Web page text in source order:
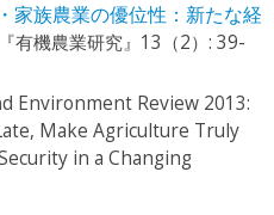
家族農業の優位性：新たな経
有機農業研究』13（2）: 39-
Environment Review 2013:
Make Agriculture Truly
in a Changing